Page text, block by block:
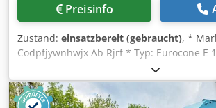
Preisinfo
Zustand: einsatzbereit (gebraucht), *
Codpfjywnhwjx Ab Rjrf * Typ: Eurocone E
Elektromotor und Hydraulikanlage.